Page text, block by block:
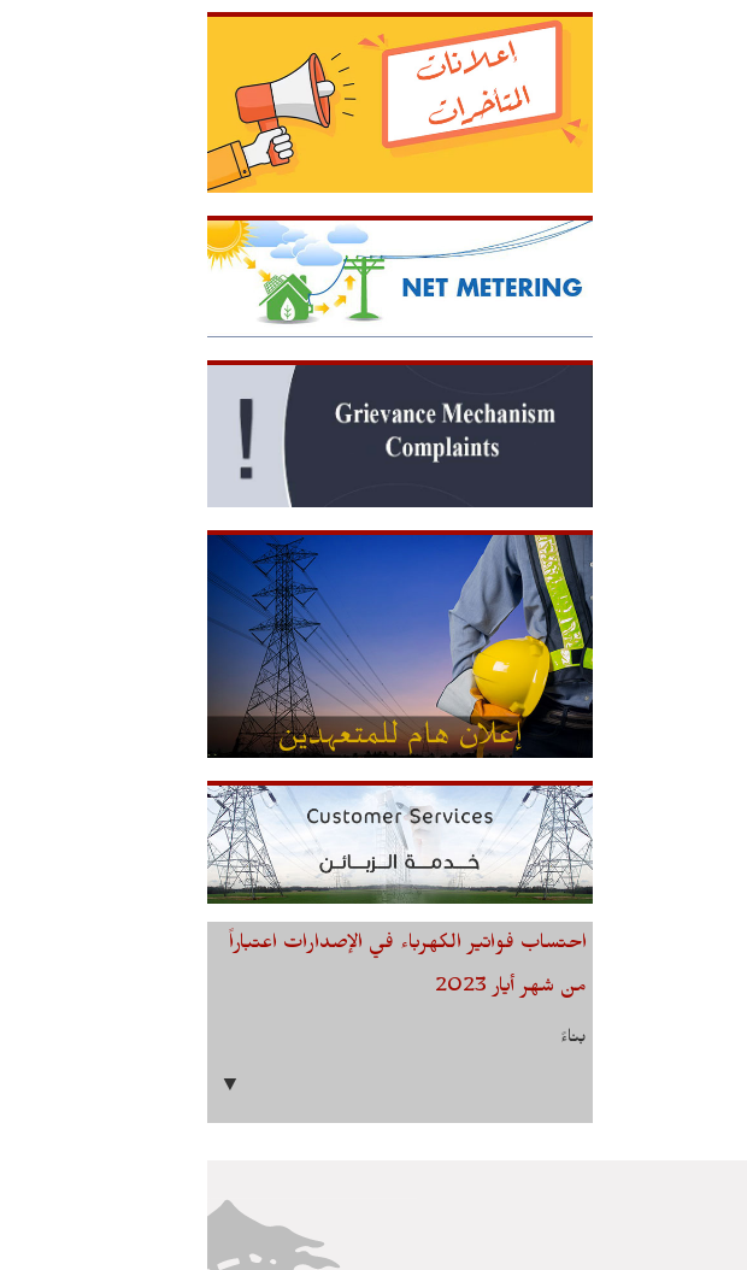
احتساب فواتير الكهرباء في الإصدارات اعتباراً
من شهر أيار 2023
بناءً
▼